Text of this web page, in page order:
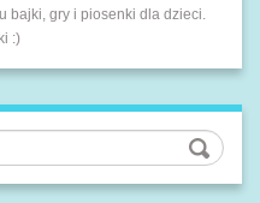
bajki, gry i piosenki dla dzieci.
:)